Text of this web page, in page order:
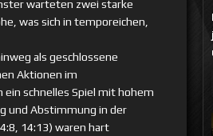
warteten zwei starke
was sich in temporeichen,
als geschlossene
Aktionen im
schnelles Spiel mit hohem
und Abstimmung in der
14:13) waren hart